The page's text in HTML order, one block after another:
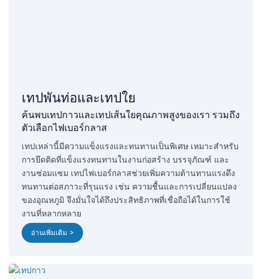
เทปพันท่อและเทปใย
ค้นพบเทปกาวและเทปเส้นใยคุณภาพสูงของเรา รวมถึง
ตัวเลือกไฟเบอร์กลาส
เทปเหล่านี้มีความแข็งแรงและทนทานเป็นพิเศษ เหมาะสำหรับ
การยึดติดที่แข็งแรงทนทานในงานก่อสร้าง บรรจุภัณฑ์ และ
งานซ่อมแซม เทปไฟเบอร์กลาสช่วยเพิ่มความต้านทานแรงดึง
ทนทานต่อสภาวะที่รุนแรง เช่น ความชื้นและการเปลี่ยนแปลง
ของอุณหภูมิ จึงมั่นใจได้ถึงประสิทธิภาพที่เชื่อถือได้ในการใช้
งานที่หลากหลาย
อ่านเพิ่มเติม >